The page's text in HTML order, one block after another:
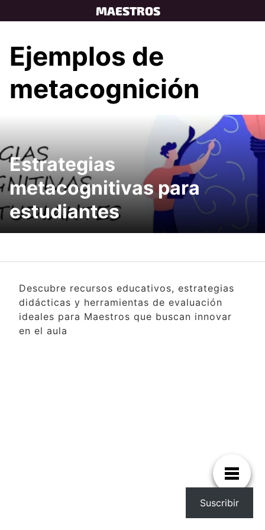
to
MAESTROS
Ejemplos de
metacognición
Estrategias
metacognitivas para
estudiantes
Descubre recursos educativos, estrategias
didácticas y herramientas de evaluación
ideales para Maestros que buscan innovar
en el aula
Suscribir